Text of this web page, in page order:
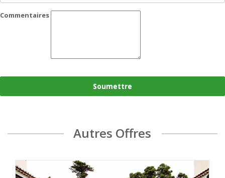
Commentaires
Soumettre
Autres Offres